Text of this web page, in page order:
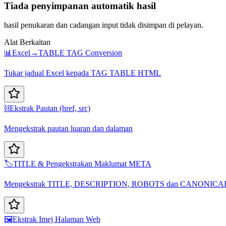
Tiada penyimpanan automatik hasil
hasil penukaran dan cadangan input tidak disimpan di pelayan.
Alat Berkaitan
📊Excel→TABLE TAG Conversion
Tukar jadual Excel kepada TAG TABLE HTML
⛓️Ekstrak Pautan (href, src)
Mengekstrak pautan luaran dan dalaman
🏷️TITLE & Pengekstrakan Maklumat META
Mengekstrak TITLE, DESCRIPTION, ROBOTS dan
🖼️Ekstrak Imej Halaman Web